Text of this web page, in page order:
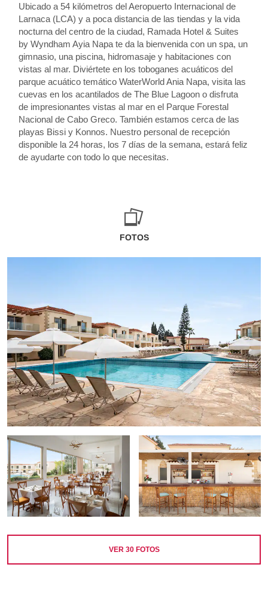
Ubicado a 54 kilómetros del Aeropuerto Internacional de
Larnaca (LCA) y a poca distancia de las tiendas y la vida
nocturna del centro de la ciudad, Ramada Hotel & Suites
by Wyndham Ayia Napa te da la bienvenida con un spa, un
gimnasio, una piscina, hidromasaje y habitaciones con
vistas al mar. Diviértete en los toboganes acuáticos del
parque acuático temático WaterWorld Ania Napa, visita las
cuevas en los acantilados de The Blue Lagoon o disfruta
de impresionantes vistas al mar en el Parque Forestal
Nacional de Cabo Greco. También estamos cerca de las
playas Bissi y Konnos. Nuestro personal de recepción
disponible la 24 horas, los 7 días de la semana, estará feliz
de ayudarte con todo lo que necesitas.
FOTOS
VER 30FOTOS